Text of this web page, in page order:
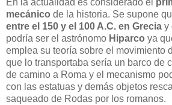
mecánico de la historia. Se supone
entre el 150 y el 100 A.C. en Grecia y
podría ser el astrónomo Hiparco ya
emplea su teoría sobre el movimiento
que lo transportaba sería un barco de
de camino a Roma y el mecanismo
con las estatuas y demás objetos
saqueado de Rodas por los romanos.